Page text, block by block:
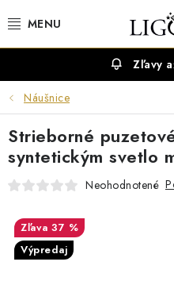
na
NÁHRDELNÍKY
NÁRAMKY
PRSTENE
Zľavy
Náušnice
Strieborné
syntetickým svetlo
Neohodnotené
37 %
Výpredaj